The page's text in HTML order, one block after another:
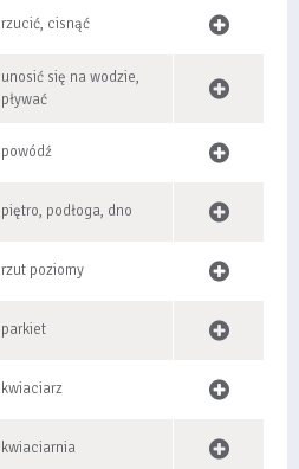
rzucić, cisnąć
unosić się na wodzie,
pływać
powódź
piętro, podłoga, dno
rzut poziomy
parkiet
kwiaciarz
kwiaciarnia